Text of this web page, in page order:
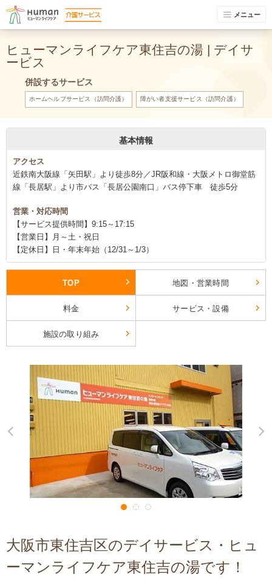
メニュー
ヒューマンライフケア東住吉の湯 | デイサ
ービス
併設するサービス
ホームヘルプサービス（訪問介護） 障がい者支援サービス（訪問介護）
基本情報
アクセス
近鉄南大阪線「矢田駅」より徒歩8分／JR阪和線・大阪メトロ御堂筋
線「長居駅」より市バス「長居公園南口」バス停下車 徒歩5分
営業・対応時間
【サービス提供時間】9:15～17:15
【営業日】月～土・祝日
【定休日】日・年末年始（12/31～1/3）
TOP 地図・営業時間
料金 サービス・設備
施設の取り組み
大阪市東住吉区のデイサービス・ヒュ
ーマンライフケア東住吉の湯です！